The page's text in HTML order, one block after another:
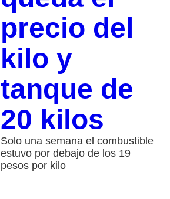
precio del
kilo y
tanque de
20 kilos
Solo una semana el combustible
estuvo por debajo de los 19
pesos por kilo